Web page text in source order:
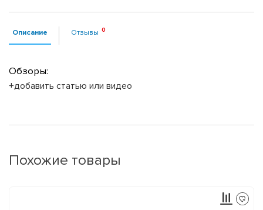
Описание Отзывы
Обзоры:
+добавить статью или видео
Похожие товары